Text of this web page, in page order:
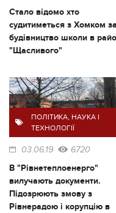
Стало відомо хто
судитиметься з Хомком за
будівництво школи в
"Щасливого"
ПОЛІТИКА, НАУКА І
ТЕХНОЛОГІЇ
03.06.19 6720
В "Рівнетеплоенерго"
вилучають документи.
Підозрюють змову з
Рівнерадою і корупцію в